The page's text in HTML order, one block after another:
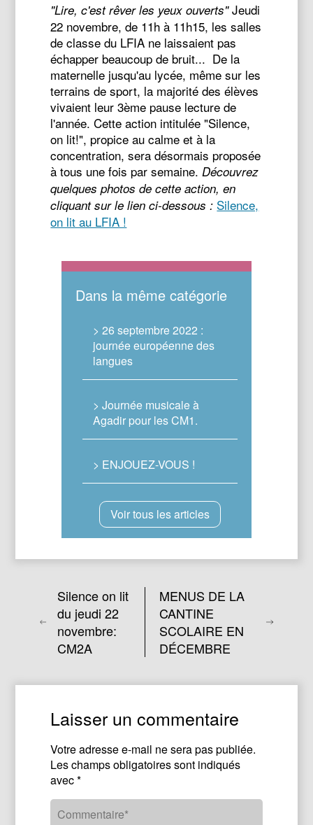
"Lire, c'est rêver les yeux ouverts"Jeudi
22 novembre, de 11h à 11h15, les salles
de classe du LFIA ne laissaient pas
échapper beaucoup de bruit... De la
maternelle jusqu'au lycée, même sur les
terrains de sport, la majorité des élèves
vivaient leur 3ème pause lecture de
l'année. Cette action intitulée "Silence,
on lit!", propice au calme et à la
concentration, sera désormais proposée
à tous une fois par semaine.Découvrez
quelques photos de cette action, en
cliquant sur le lien ci-dessous : Silence,
on lit au LFIA !
Dans la même catégorie
> 26 septembre 2022 :
journée européenne des
langues
> Journée musicale à
Agadir pour les CM1.
> ENJOUEZ-VOUS !
Voir tous les articles
Silence on lit
du jeudi 22
novembre:
CM2A
MENUS DE LA
CANTINE
SCOLAIRE EN
DÉCEMBRE
Laisser un commentaire
Votre adresse e-mail ne sera pas publiée.
Les champs obligatoires sont indiqués
avec*